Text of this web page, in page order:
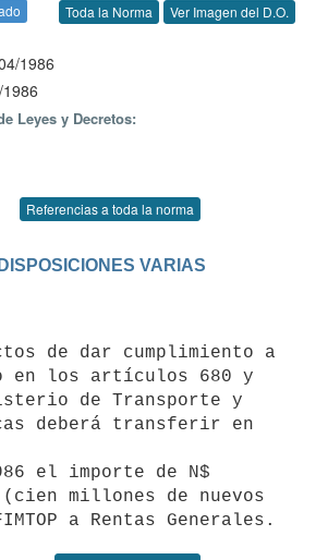
Toda la Norma Ver Imagen del D.O.
1986
Leyes y Decretos:
Referencias a toda la norma
VARIAS
en los artículos 680 y
de Transporte y
deberá transferir en
el importe de N$
(cien millones de nuevos